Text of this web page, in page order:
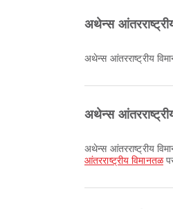
अथेन्स
अथेन्स आंतरराष्ट्रीय
अथेन्स
अथेन्स आंतरराष्ट्रीय
आंतरराष्ट्रीय विमानतळ